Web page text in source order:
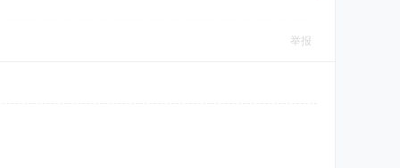
举报